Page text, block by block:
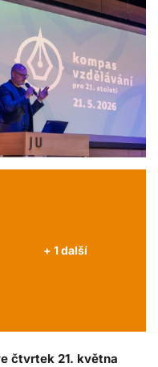
+ 1 další
čtvrtek 21. května